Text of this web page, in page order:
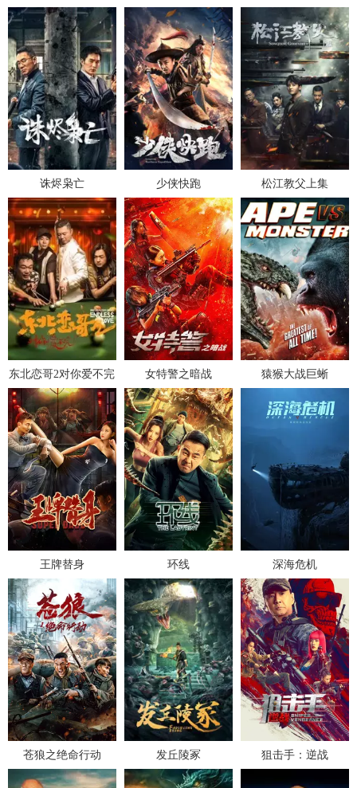
诛烬枭亡 少侠快跑 松江教父上集
东北恋哥2对你爱不完 女特警之暗战 猿猴大战巨蜥
王牌替身 环线 深海危机
苍狼之绝命行动 发丘陵冢 狙击手：逆战